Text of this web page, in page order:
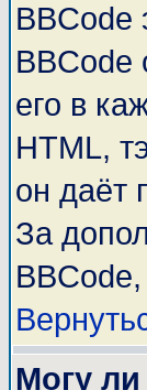
BBCode
BBCode
его в
HTML,
он даёт
За
Могу ли